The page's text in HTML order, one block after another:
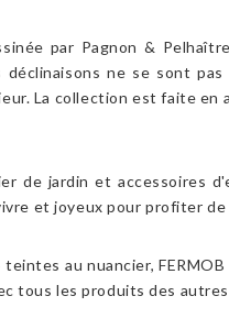
par Pagnon &
ne se sont
La collection est faite
de jardin et accessoires
et joyeux pour profiter de
au nuancier,
tous les produits des